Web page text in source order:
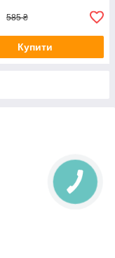
585 ₴
Купити